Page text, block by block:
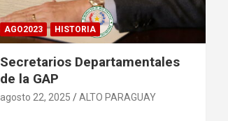
AGO2023 HISTORIA
Secretarios Departamentales
de la GAP
agosto 22, 2025 ALTO PARAGUAY